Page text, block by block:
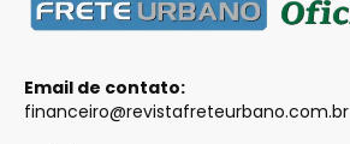
Email de contato:
financeiro@revistafreteurbano.com.br